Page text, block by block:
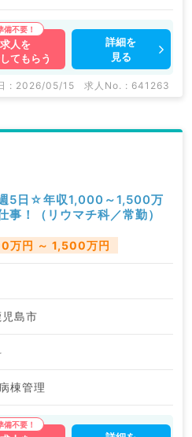
求人を
てもらう
詳細を
見る
: 2026/05/15 求人No. : 641263
週5日☆年収1,000～1,500万
！（リウマチ科／常勤）
万円 ～ 1,500万円
島市
棟管理